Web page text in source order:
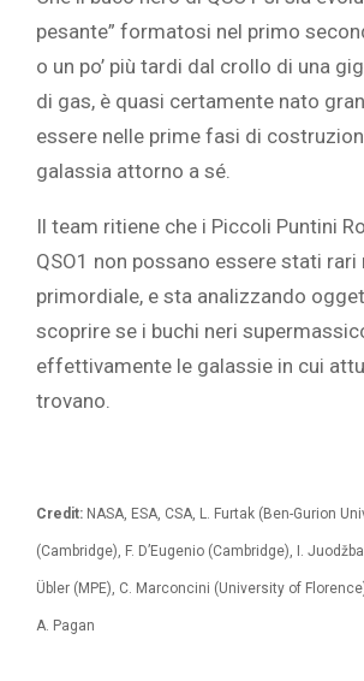
pesante” formatosi nel primo
o un po’ più tardi dal crollo di una
di gas, è quasi certamente nato
essere nelle prime fasi di
galassia attorno a sé.
Il team ritiene che i Piccoli Puntini
QSO1 non possano essere stati rari
primordiale, e sta analizzando
scoprire se i buchi neri
effettivamente le galassie in cui
trovano.
Credit: NASA, ESA, CSA, L. Furtak (Ben-Gurion
(Cambridge), F. D’Eugenio (Cambridge), I.
Übler (MPE), C. Marconcini (University of
A. Pagan